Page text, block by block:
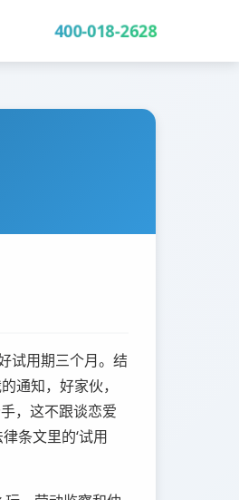
400-018-2628
试用期三个月。结
通知，好家伙，
，这不跟谈恋爱
条文里的‘试用